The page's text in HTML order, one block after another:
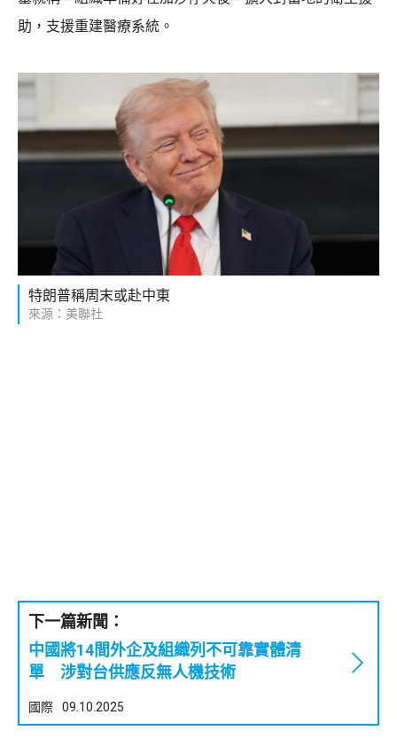
助，支援重建醫療系統。
特朗普稱周末或赴中東
來源：美聯社
下一篇新聞：
中國將14間外企及組織列不可靠實體清
單 涉對台供應反無人機技術
國際 09.10.2025